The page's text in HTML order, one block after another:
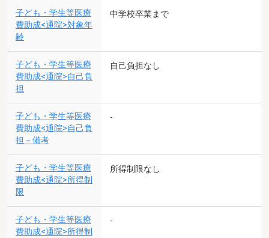
子ども・学生等医療
費助成<通院>対象年
齢
中学校卒業まで
子ども・学生等医療
費助成<通院>自己負
担
自己負担なし
子ども・学生等医療
費助成<通院>自己負
担－備考
-
子ども・学生等医療
費助成<通院>所得制
限
所得制限なし
子ども・学生等医療
費助成<通院>所得制
-